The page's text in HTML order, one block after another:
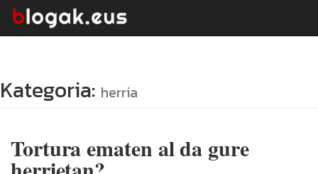
Kategoria: herria
Tortura ematen al da gure